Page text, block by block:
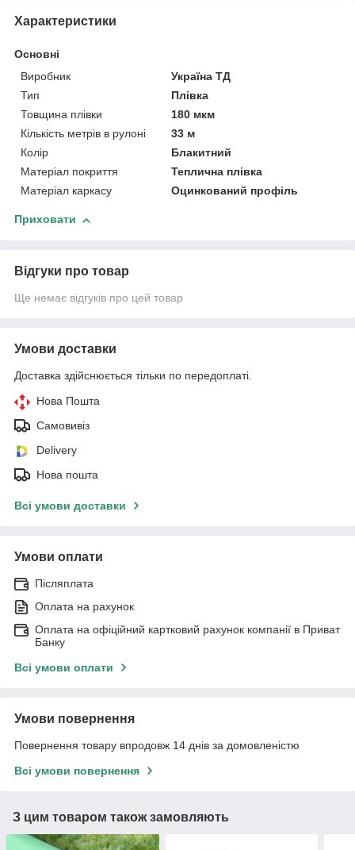
Характеристики
Основні
Виробник
Україна ТД
Тип
Плівка
Товщина плівки
180 мкм
Кількість метрів в рулоні
33 м
Колір
Блакитний
Матеріал покриття
Теплична плівка
Матеріал каркасу
Оцинкований профіль
Приховати
Відгуки про товар
Ще немає відгуків про цей товар
Умови доставки
Доставка здійснюється тільки по передоплаті.
Нова Пошта
Самовивіз
Delivery
Нова пошта
Всі умови доставки
Умови оплати
Післяплата
Оплата на рахунок
Оплата на офіційний картковий рахунок компанії в Приват
Банку
Всі умови оплати
Умови повернення
Повернення товару впродовж 14 днів за домовленістю
Всі умови повернення
З цим товаром також замовляють